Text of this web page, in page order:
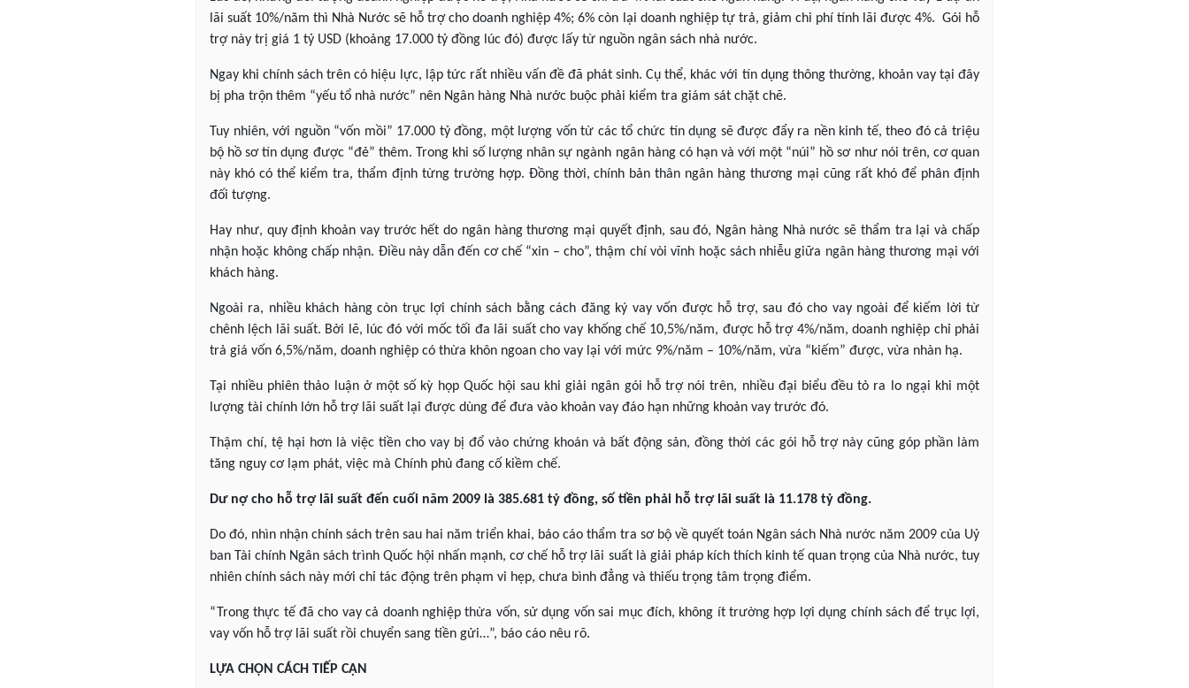
lãi suất 10%/năm thì Nhà Nước sẽ hỗ trợ cho doanh nghiệp 4%; 6% còn lại doanh nghiệp tự trả, giảm chi phí tính lãi được 4%. Gói hỗ
trợ này trị giá 1 tỷ USD (khoảng 17.000 tỷ đồng lúc đó) được lấy từ nguồn ngân sách nhà nước.
Ngay khi chính sách trên có hiệu lực, lập tức rất nhiều vấn đề đã phát sinh. Cụ thể, khác với tín dụng thông thường, khoản vay tại đây
bị pha trộn thêm “yếu tổ nhà nước” nên Ngân hàng Nhà nước buộc phải kiểm tra giám sát chặt chẽ.
Tuy nhiên, với nguồn “vốn mồi” 17.000 tỷ đồng, một lượng vốn từ các tổ chức tín dụng sẽ được đẩy ra nền kinh tế, theo đó cả triệu
bộ hồ sơ tín dụng được “đẻ” thêm. Trong khi số lượng nhân sự ngành ngân hàng có hạn và với một “núi” hồ sơ như nói trên, cơ quan
này khó có thể kiểm tra, thẩm định từng trường hợp. Đồng thời, chính bản thân ngân hàng thương mại cũng rất khó để phân định
đối tượng.
Hay như, quy định khoản vay trước hết do ngân hàng thương mại quyết định, sau đó, Ngân hàng Nhà nước sẽ thẩm tra lại và chấp
nhận hoặc không chấp nhận. Điều này dẫn đến cơ chế “xin – cho”, thậm chí vòi vĩnh hoặc sách nhiễu giữa ngân hàng thương mại với
khách hàng.
Ngoài ra, nhiều khách hàng còn trục lợi chính sách bằng cách đăng ký vay vốn được hỗ trợ, sau đó cho vay ngoài để kiếm lời từ
chênh lệch lãi suất. Bởi lẽ, lúc đó với mốc tối đa lãi suất cho vay khống chế 10,5%/năm, được hỗ trợ 4%/năm, doanh nghiệp chỉ phải
trả giá vốn 6,5%/năm, doanh nghiệp có thừa khôn ngoan cho vay lại với mức 9%/năm – 10%/năm, vừa “kiếm” được, vừa nhàn hạ.
Tại nhiều phiên thảo luận ở một số kỳ họp Quốc hội sau khi giải ngân gói hỗ trợ nói trên, nhiều đại biểu đều tỏ ra lo ngại khi một
lượng tài chính lớn hỗ trợ lãi suất lại được dùng để đưa vào khoản vay đáo hạn những khoản vay trước đó.
Thậm chí, tệ hại hơn là việc tiền cho vay bị đổ vào chứng khoán và bất động sản, đồng thời các gói hỗ trợ này cũng góp phần làm
tăng nguy cơ lạm phát, việc mà Chính phủ đang cố kiềm chế.
Dư nợ cho hỗ trợ lãi suất đến cuối năm 2009 là 385.681 tỷ đồng, số tiền phải hỗ trợ lãi suất là 11.178 tỷ đồng.
Do đó, nhìn nhận chính sách trên sau hai năm triển khai, báo cáo thẩm tra sơ bộ về quyết toán Ngân sách Nhà nước năm 2009 của Uỷ
ban Tài chính Ngân sách trình Quốc hội nhấn mạnh, cơ chế hỗ trợ lãi suất là giải pháp kích thích kinh tế quan trọng của Nhà nước, tuy
nhiên chính sách này mới chỉ tác động trên phạm vi hẹp, chưa bình đẳng và thiếu trọng tâm trọng điểm.
“Trong thực tế đã cho vay cả doanh nghiệp thừa vốn, sử dụng vốn sai mục đích, không ít trường hợp lợi dụng chính sách để trục lợi,
vay vốn hỗ trợ lãi suất rồi chuyển sang tiền gửi…”, báo cáo nêu rõ.
LỰA CHỌN CÁCH TIẾP CẬN